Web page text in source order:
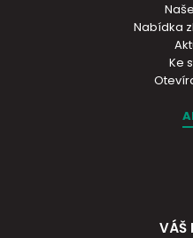
Nabídka
Ke
VÁŠ